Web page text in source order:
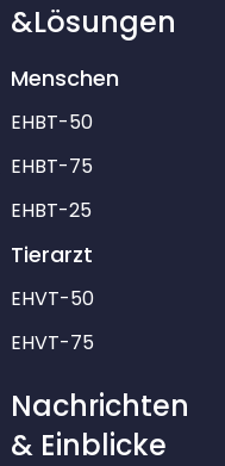
&Lösungen
Menschen
EHBT-50
EHBT-75
EHBT-25
Tierarzt
EHVT-50
EHVT-75
Nachrichten
& Einblicke